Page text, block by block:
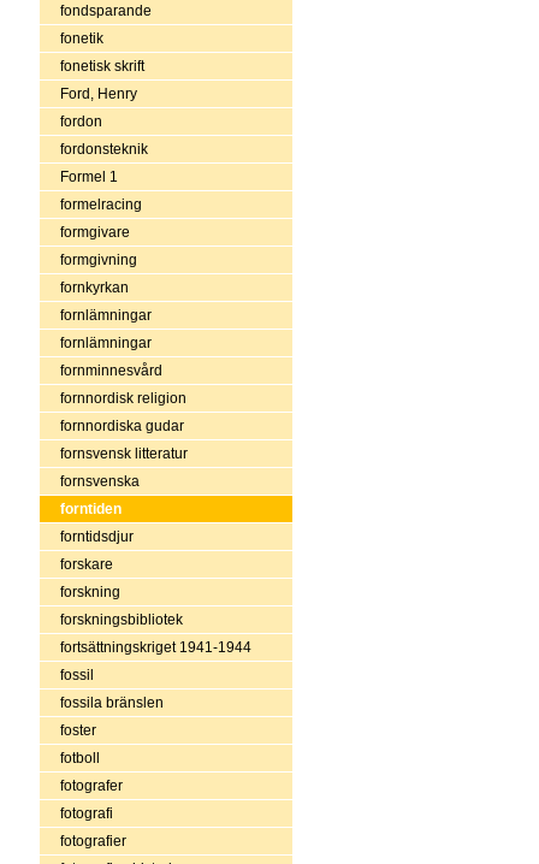
fondsparande
fonetik
fonetisk skrift
Ford, Henry
fordon
fordonsteknik
Formel 1
formelracing
formgivare
formgivning
fornkyrkan
fornlämningar
fornlämningar
fornminnesvård
fornnordisk religion
fornnordiska gudar
fornsvensk litteratur
fornsvenska
forntiden
forntidsdjur
forskare
forskning
forskningsbibliotek
fortsättningskriget 1941-1944
fossil
fossila bränslen
foster
fotboll
fotografer
fotografi
fotografier